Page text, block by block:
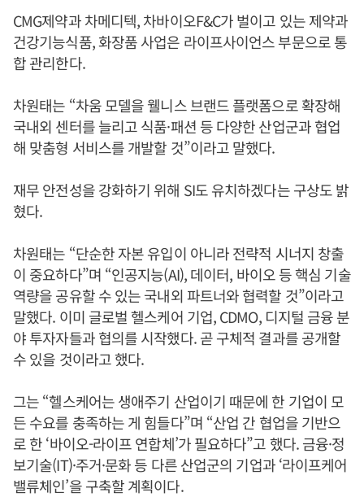
CMG제약과 차메디텍, 차바이오F&C가 벌이고 있는 제약과
건강기능식품, 화장품 사업은 라이프사이언스 부문으로 통
합 관리한다.
차원태는 “차움 모델을 웰니스 브랜드 플랫폼으로 확장해
국내외 센터를 늘리고 식품·패션 등 다양한 산업군과 협업
해 맞춤형 서비스를 개발할 것”이라고 말했다.
재무 안전성을 강화하기 위해 SI도 유치하겠다는 구상도 밝
혔다.
차원태는 “단순한 자본 유입이 아니라 전략적 시너지 창출
이 중요하다”며 “인공지능(AI), 데이터, 바이오 등 핵심 기술
역량을 공유할 수 있는 국내외 파트너와 협력할 것”이라고
말했다. 이미 글로벌 헬스케어 기업, CDMO, 디지털 금융 분
야 투자자들과 협의를 시작했다. 곧 구체적 결과를 공개할
수 있을 것이라고 했다.
그는 “헬스케어는 생애주기 산업이기 때문에 한 기업이 모
든 수요를 충족하는 게 힘들다”며 “산업 간 협업을 기반으
로 한 ‘바이오-라이프 연합체’가 필요하다”고 했다. 금융·정
보기술(IT)·주거·문화 등 다른 산업군의 기업과 ‘라이프케어
밸류체인’을 구축할 계획이다.